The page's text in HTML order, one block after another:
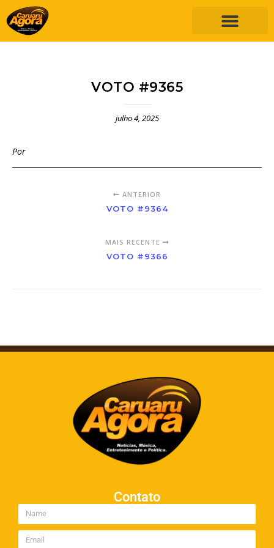
VOTO #9365
julho 4, 2025
Por
ANTERIOR
VOTO #9364
MAIS RECENTE
VOTO #9366
Contato